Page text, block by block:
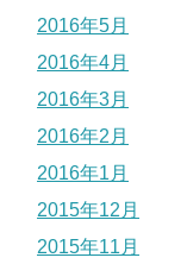
2016年5月
2016年4月
2016年3月
2016年2月
2016年1月
2015年12月
2015年11月